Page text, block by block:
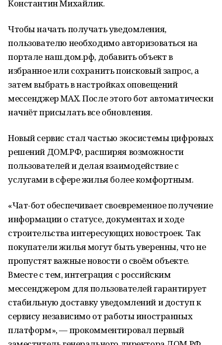
Константин Михайлик.
Чтобы начать получать уведомления,
пользователю необходимо авторизоваться на
портале наш.дом.рф, добавить объект в
избранное или сохранить поисковый запрос, а
затем выбрать в настройках оповещений
мессенджер MAX. После этого бот автоматически
начнёт присылать все обновления.
Новый сервис стал частью экосистемы цифровых
решений ДОМ.РФ, расширяя возможности
пользователей и делая взаимодействие с
услугами в сфере жилья более комфортным.
«Чат-бот обеспечивает своевременное получение
информации о статусе, документах и ходе
строительства интересующих новостроек. Так
покупатели жилья могут быть уверенны, что не
пропустят важные новости о своём объекте.
Вместе с тем, интеграция с российским
мессенджером для пользователей гарантирует
стабильную доставку уведомлений и доступ к
сервису независимо от работы иностранных
платформ», — прокомментировал первый